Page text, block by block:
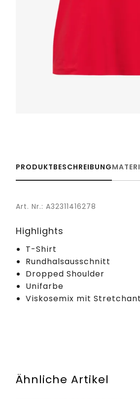
PRODUKTBESCHREIBUNG
Art. Nr.: A32311416278
Highlights
T-Shirt
Rundhalsausschnitt
Dropped Shoulder
Unifarbe
Viskosemix mit
Ähnliche Artikel